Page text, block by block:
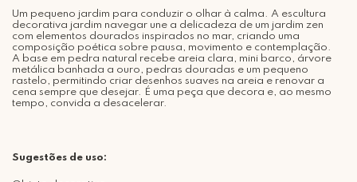
Um pequeno jardim para conduzir o olhar à calma. A escultura
decorativa jardim navegar une a delicadeza de um jardim zen
com elementos dourados inspirados no mar, criando uma
composição poética sobre pausa, movimento e contemplação.
A base em pedra natural recebe areia clara, mini barco, árvore
metálica banhada a ouro, pedras douradas e um pequeno
rastelo, permitindo criar desenhos suaves na areia e renovar a
cena sempre que desejar. É uma peça que decora e, ao mesmo
tempo, convida a desacelerar.
Sugestões de uso: